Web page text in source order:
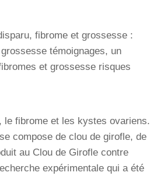
fibrome et grossesse :
témoignages, un
et grossesse risques
le fibrome et les kystes ovariens.
compose de clou de girofle, de
au Clou de Girofle contre
expérimentale qui a été